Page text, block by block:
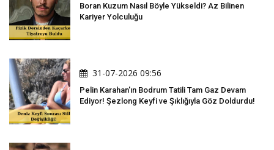
Boran Kuzum Nasıl Böyle Yükseldi? Az Bilinen
Kariyer Yolculuğu
31-07-2026 09:56
Pelin Karahan'ın Bodrum Tatili Tam Gaz Devam
Ediyor! Şezlong Keyfi ve Şıklığıyla Göz Doldurdu!